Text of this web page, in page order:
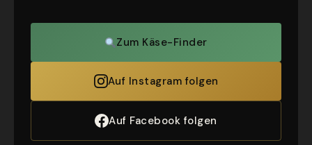
Zum Käse-Finder
Auf Instagram folgen
Auf Facebook folgen